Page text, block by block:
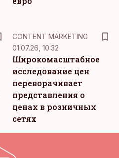
CONTENT MARKETING
01.07.26, 10:32
Широкомасштабное
исследование цен
переворачивает
представления о
ценах в розничных
сетях